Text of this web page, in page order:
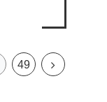
49
次